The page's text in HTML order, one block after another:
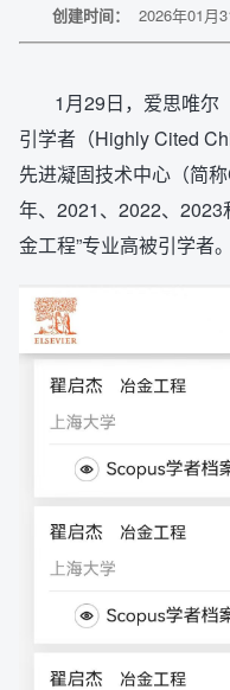
创建时间： 2026年01月
1月29日，爱思唯尔
引学者（Highly Cited
先进凝固技术中心（简
年、2021、2022、2023
金工程”专业高被引学者。